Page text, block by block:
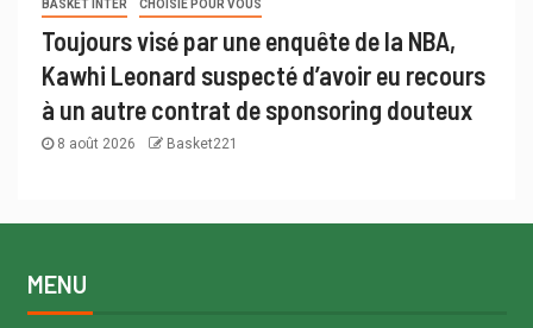
BASKET INTER CHOISIE POUR VOUS
Toujours visé par une enquête de la NBA,
Kawhi Leonard suspecté d’avoir eu recours
à un autre contrat de sponsoring douteux
8 août 2026 Basket221
MENU